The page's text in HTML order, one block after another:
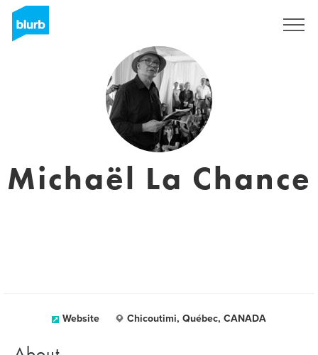
Michaël La Chance
Website Chicoutimi, Québec, CANADA